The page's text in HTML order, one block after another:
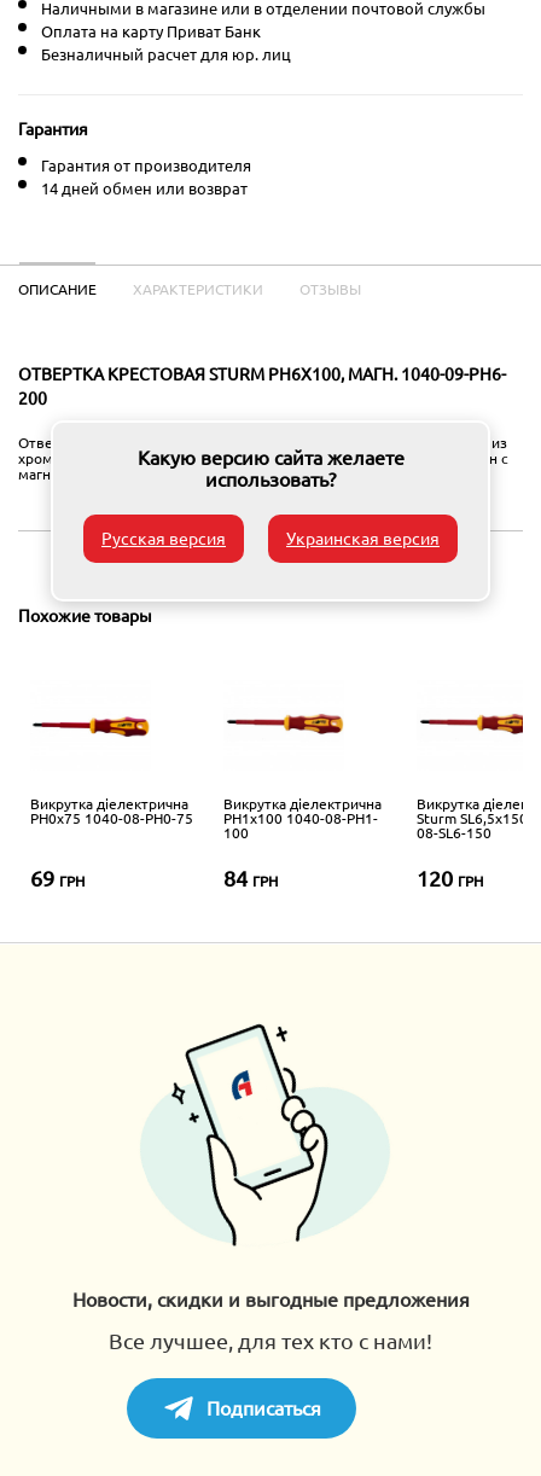
Какую версию сайта желаете
использовать?
Русская версия Украинская версия
Наличными в магазине или в отделении почтовой службы
Оплата на карту Приват Банк
Безналичный расчет для юр. лиц
Гарантия
Гарантия от производителя
14 дней обмен или возврат
ОПИСАНИЕ ХАРАКТЕРИСТИКИ ОТЗЫВЫ
ОТВЕРТКА КРЕСТОВАЯ STURM PH6X100, МАГН. 1040-09-PH6-
200
Отвертка крестовая PH2 200 мм. Эргономичная рукоятка, стержень из
хром-ванадиевой стали, полирован, хромирован, полностью закален с
магнитным наконечником. Имеет твердость 58 HRC (ГОСТ 47-52).
Похожие товары
Викрутка діелектрична
PH0x75 1040-08-PH0-75
69 ГРН
Викрутка діелектрична
PH1x100 1040-08-PH1-
100
84 ГРН
Викрутка
Sturm SL6,5x150
08-SL6-150
120 ГРН
Новости, скидки и выгодные предложения
Все лучшее, для тех кто с нами!
Подписаться